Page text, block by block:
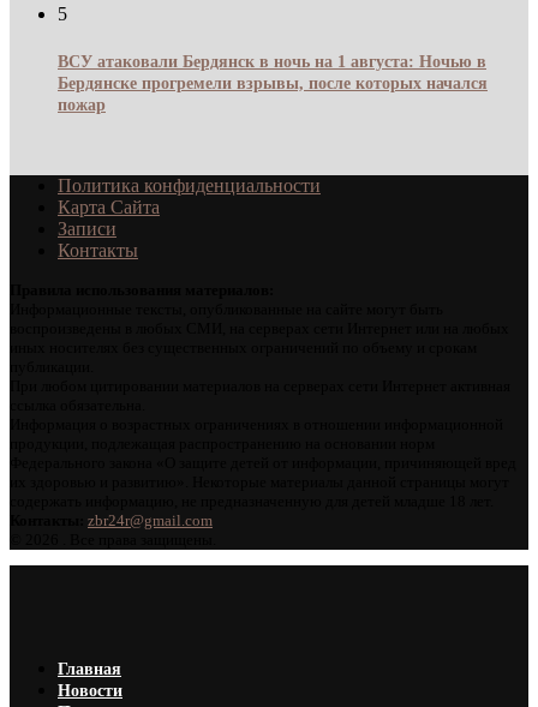
5
ВСУ атаковали Бердянск в ночь на 1 августа: Ночью в
Бердянске прогремели взрывы, после которых начался
пожар
Политика конфиденциальности
Карта Сайта
Записи
Контакты
zbr24r@gmail.com
Главная
Новости